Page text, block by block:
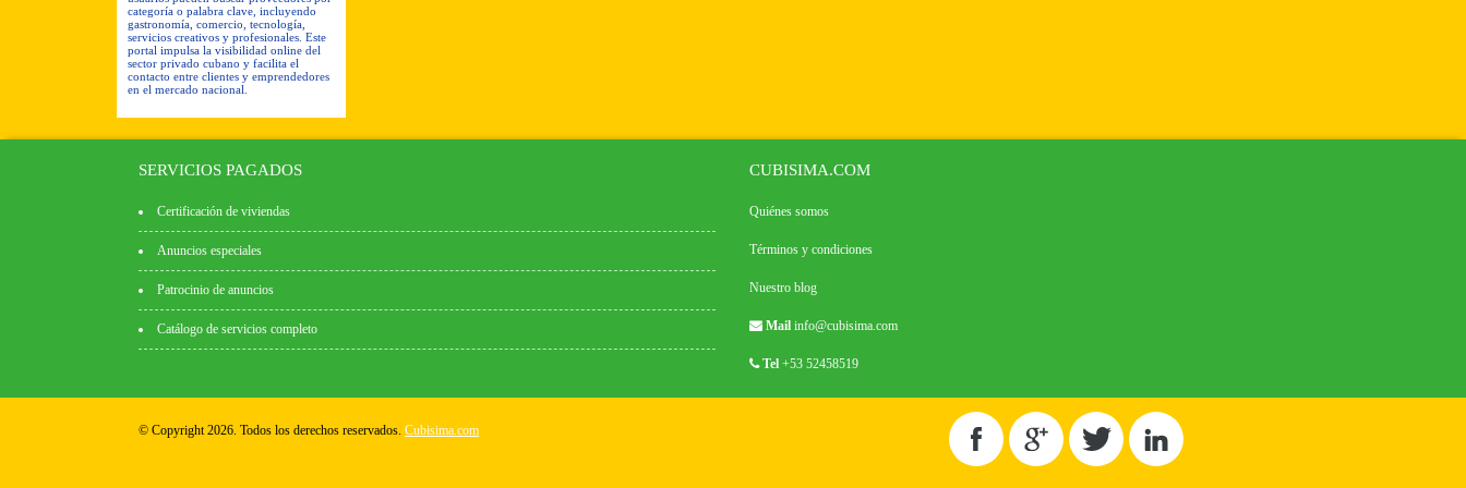
categoría o palabra clave, incluyendo
gastronomía, comercio, tecnología,
servicios creativos y profesionales. Este
portal impulsa la visibilidad online del
sector privado cubano y facilita el
contacto entre clientes y emprendedores
en el mercado nacional.
SERVICIOS PAGADOS
Certificación de viviendas
Anuncios especiales
Patrocinio de anuncios
Catálogo de servicios completo
CUBISIMA.COM
Quiénes somos
Términos y condiciones
Nuestro blog
Mail info@cubisima.com
Tel +53 52458519
© Copyright 2026. Todos los derechos reservados. Cubisima.com